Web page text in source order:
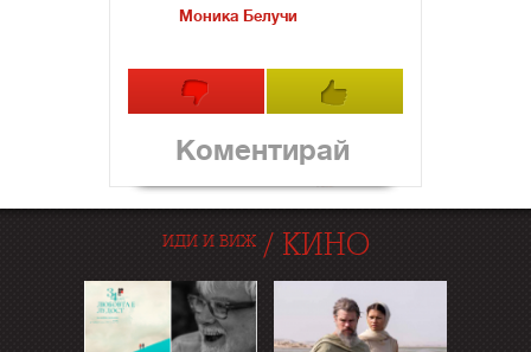
Моника Белучи
Коментирай
ИДИ И ВИЖ/ КИНО